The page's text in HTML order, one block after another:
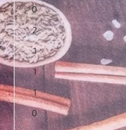
0
2
1
1
1
0